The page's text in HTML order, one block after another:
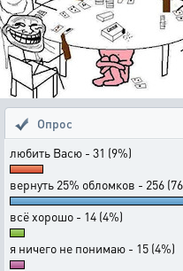
Опрос
любить Васю - 31 (9%)
вернуть 25% обломков - 256
всё хорошо - 14 (4%)
я ничего не понимаю - 15 (4%)